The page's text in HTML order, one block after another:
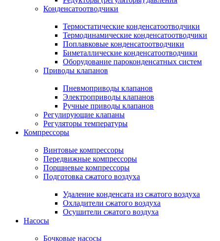
Конденсатоотводчики
Термостатические конденсатоотводчики
Термодинамические конденсатоотводчики
Поплавковые конденсатоотводчики
Биметаллические конденсатоотводчики
Оборудование пароконденсатных систем
Приводы клапанов
Пневмоприводы клапанов
Электроприводы клапанов
Ручные приводы клапанов
Регулирующие клапаны
Регуляторы температуры
Компрессоры
Винтовые компрессоры
Передвижные компрессоры
Поршневые компрессоры
Подготовка сжатого воздуха
Удаление конденсата из сжатого воздуха
Охладители сжатого воздуха
Осушители сжатого воздуха
Насосы
Бочковые насосы